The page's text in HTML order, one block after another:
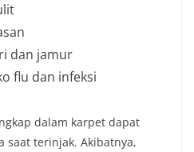
dan jamur
flu dan infeksi
dalam karpet dapat
saat terinjak. Akibatnya,